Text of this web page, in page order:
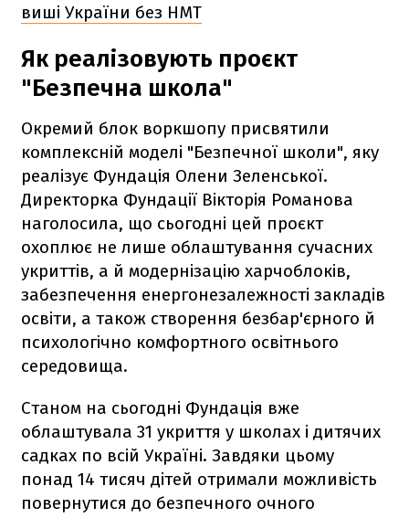
виші України без НМТ
Як реалізовують проєкт
"Безпечна школа"
Окремий блок воркшопу присвятили
комплексній моделі "Безпечної школи", яку
реалізує Фундація Олени Зеленської.
Директорка Фундації Вікторія Романова
наголосила, що сьогодні цей проєкт
охоплює не лише облаштування сучасних
укриттів, а й модернізацію харчоблоків,
забезпечення енергонезалежності закладів
освіти, а також створення безбар'єрного й
психологічно комфортного освітнього
середовища.
Станом на сьогодні Фундація вже
облаштувала 31 укриття у школах і дитячих
садках по всій Україні. Завдяки цьому
понад 14 тисяч дітей отримали можливість
повернутися до безпечного очного